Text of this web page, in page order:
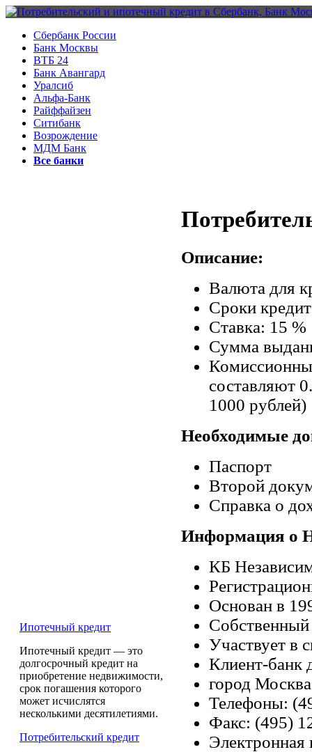
Сбербанк России
Банк Москвы
ВТБ 24
Банк Авангард
Уралсиб
Альфа-Банк
Райффайзен
Ситибанк
Возрождение
МДМ Банк
Все банки
Ипотечный кредит
Ипотечный кредит — это
долгосрочный кредит на
приобретение недвижимости,
срок погашения которого
может исчислятся
несколькими десятилетиями.
Потребительский кредит
Описание:
Валюта для
Сроки
Ставка: 15 %
Сумма
составляют
1000 рублей)
Необходимые
Паспорт
Второй
Справка о
Информация о
КБ
Основан в
Участвует в
Клиент-банк
город
Телефоны:
Факс: (495)
Электронная